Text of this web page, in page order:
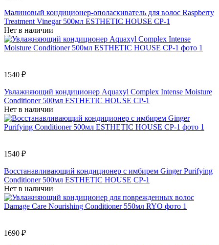
Малиновый кондиционер-ополаскиватель для волос Raspberry
Treatment Vinegar 500мл ESTHETIC HOUSE CP-1
Нет в наличии
1540 ₽
Увлажняющий кондиционер Aquaxyl Complex Intense Moisture
Conditioner 500мл ESTHETIC HOUSE СР-1
Нет в наличии
1540 ₽
Восстанавливающий кондиционер с имбирем Ginger Purifying
Conditioner 500мл ESTHETIC HOUSE CP-1
Нет в наличии
1690 ₽